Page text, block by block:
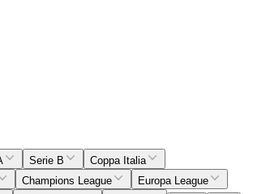
Serie B
Coppa Italia
Champions League
Europa League